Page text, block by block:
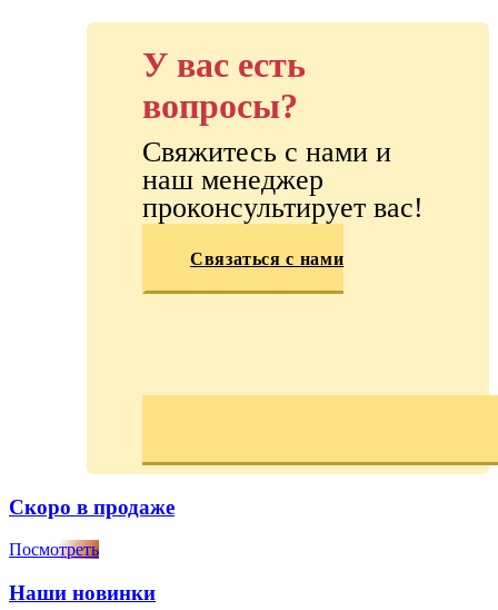
У вас есть
вопросы?
Свяжитесь с нами и
наш менеджер
проконсультирует вас!
Связаться с нами
Скоро в продаже
Посмотреть
Наши новинки